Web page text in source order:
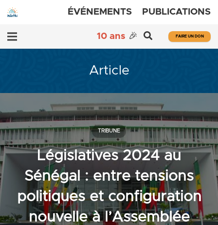
ÉVÉNEMENTS PUBLICATIONS
10 ans 🎉 FAIRE UN DON
Article
Législatives 2024 au
Sénégal : entre tensions
politiques et configuration
nouvelle à l’Assemblée
TRIBUNE